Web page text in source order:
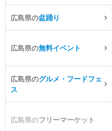
広島県の盆踊り
広島県の無料イベント
広島県のグルメ・フードフェ
ス
広島県のフリーマーケット